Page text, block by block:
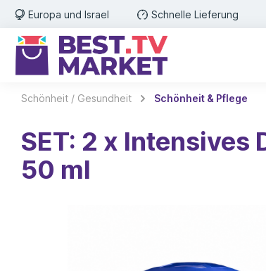
Europa und Israel Schnelle Lieferung
Schönheit / Gesundheit Schönheit & Pflege
SET: 2 x Intensives
50 ml